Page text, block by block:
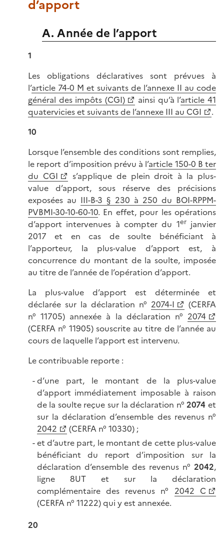
d’apport
A. Année de l’apport
1
Les obligations déclaratives sont prévues à
l’article 74-0 M et suivants de l’annexe II au code
général des impôts (CGI)
ainsi qu’à l’article 41
quatervicies et suivants de l’annexe III au CGI
.
10
Lorsque l’ensemble des conditions sont remplies,
le report d’imposition prévu à l’article 150-0 B ter
du CGI
s’applique de plein droit à la plus-
value d’apport, sous réserve des précisions
exposées au III-B-3 § 230 à 250 du BOI-RPPM-
PVBMI-30-10-60-10. En effet, pour les opérations
d’apport intervenues à compter du 1erjanvier
2017 et en cas de soulte bénéficiant à
l’apporteur, la plus-value d’apport est, à
concurrence du montant de la soulte, imposée
au titre de l’année de l’opération d’apport.
La plus-value d’apport est déterminée et
déclarée sur la déclaration n° 2074-I
(CERFA
n° 11705) annexée à la déclaration n° 2074
(CERFA n° 11905) souscrite au titre de l’année au
cours de laquelle l’apport est intervenu.
Le contribuable reporte :
d’une part, le montant de la plus-value
d’apport immédiatement imposable à raison
de la soulte reçue sur la déclaration n°2074 et
sur la déclaration d’ensemble des revenus n°
2042
(CERFA n° 10330) ;
et d’autre part, le montant de cette plus-value
bénéficiant du report d’imposition sur la
déclaration d’ensemble des revenus n° 2042,
ligne 8UT et sur la déclaration
complémentaire des revenus n° 2042 C
(CERFA n° 11222) qui y est annexée.
20